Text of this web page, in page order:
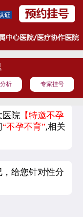
析 专家挂号
医院 【特邀不孕
“不孕不育”,相关
给您针对性分